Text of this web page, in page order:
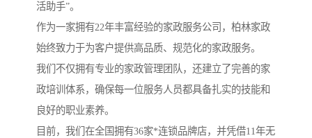
活助手”。
作为一家拥有22年丰富经验的家政服务公司，柏林家政
始终致力于为客户提供高品质、规范化的家政服务。
我们不仅拥有专业的家政管理团队，还建立了完善的家
政培训体系，确保每一位服务人员都具备扎实的技能和
良好的职业素养。
目前，我们在全国拥有36家*连锁品牌店，并凭借11年无